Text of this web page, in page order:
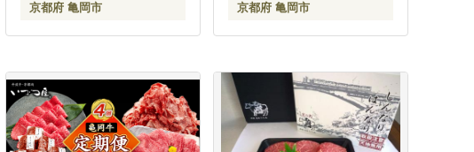
京都府 亀岡市 京都府 亀岡市